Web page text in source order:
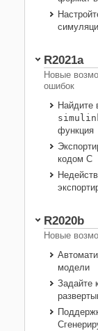
R2021a
Новые
ошибок
Найдите
функция
кодом C
R2020b
Новые
модели
Задайте